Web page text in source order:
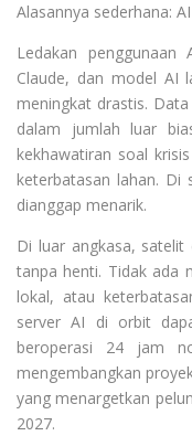
Alasannya sederhana:
Ledakan penggunaan
Claude, dan model AI
meningkat drastis.
dalam jumlah luar
kekhawatiran soal
keterbatasan lahan. Di
dianggap menarik.
Di luar angkasa,
tanpa henti. Tidak ada
lokal, atau
server AI di orbit
beroperasi 24 jam
mengembangkan
yang menargetkan
2027.